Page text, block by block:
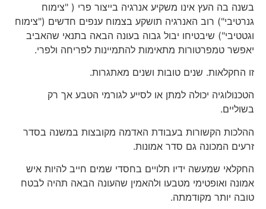
בשנה בה העץ אינו משקיע אנרגיה בייצור פרי ( "צימוח
גנרטיבי") רוב האנרגיה תושקע בצמוח ענפים חדשים ("צימוח
וגטטיבי") שיבטיחו יבול גבוה בעונה הבאה בתנאי שהאביב
יאפשר טמפרטורות מתאימות להתמיינות לפריחה ולפרי.
זו החקלאות. שנים טובות ושנים מאתגרות.
הטכנולוגיה יכולה למתן או לסייע לגורמי הטבע אך רק
בשוליים.
ההלכות הקשורות בעבודת האדמה מקובצות במשנה בסדר
זרעים המכונה גם סדר אמונות.
החקלאי שמעשה ידיו תלויים בחסדי שמים חייב להיות איש
אמונה ואופטימי מטבעו ולהאמין שהעונה הבאה תהיה לבטח
טובה יותר מקודמתה.